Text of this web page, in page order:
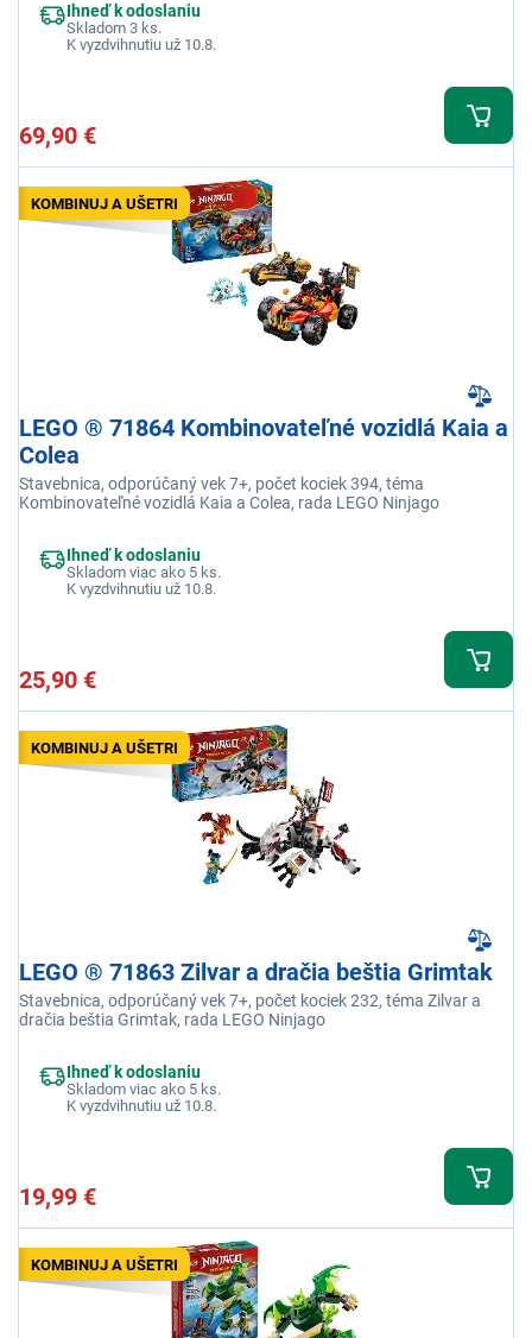
Ihneď k odoslaniu
Skladom 3 ks.
K vyzdvihnutiu už 10.8.
69,90 €
KOMBINUJ A UŠETRI
LEGO ® 71864 Kombinovateľné vozidlá Kaia a
Colea
Stavebnica, odporúčaný vek 7+, počet kociek 394, téma
Kombinovateľné vozidlá Kaia a Colea, rada LEGO Ninjago
Ihneď k odoslaniu
Skladom viac ako 5 ks.
K vyzdvihnutiu už 10.8.
25,90 €
KOMBINUJ A UŠETRI
LEGO ® 71863 Zilvar a dračia beštia Grimtak
Stavebnica, odporúčaný vek 7+, počet kociek 232, téma Zilvar a
dračia beštia Grimtak, rada LEGO Ninjago
Ihneď k odoslaniu
Skladom viac ako 5 ks.
K vyzdvihnutiu už 10.8.
19,99 €
KOMBINUJ A UŠETRI